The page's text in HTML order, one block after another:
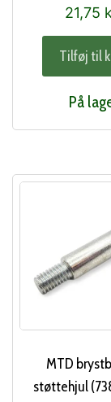
21,75
Tilføj til
På
MTD
støttehjul